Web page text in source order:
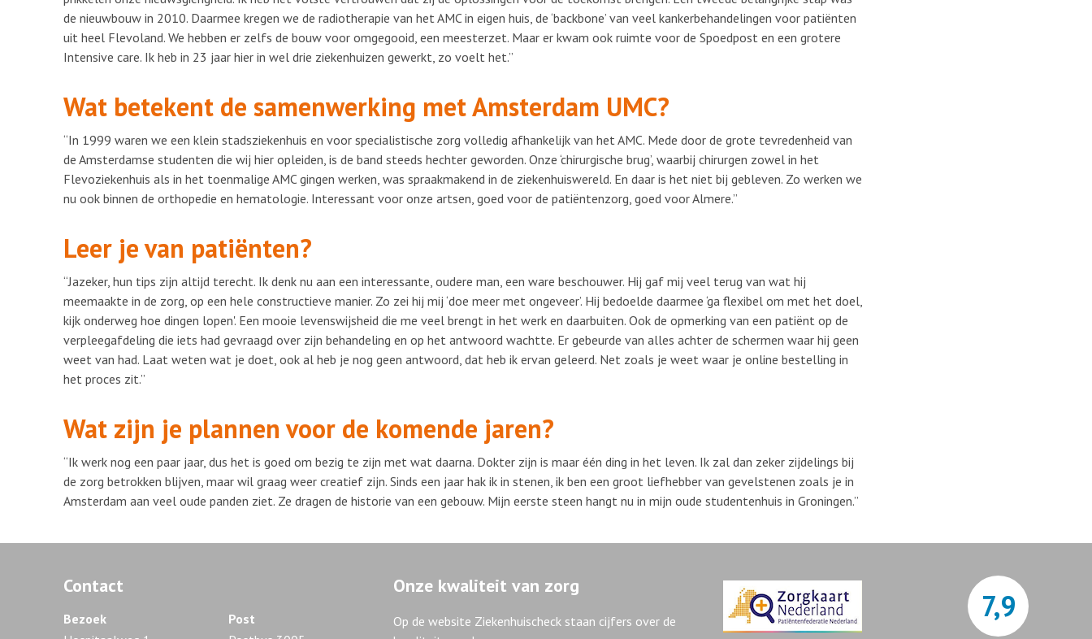
de nieuwbouw in 2010. Daarmee kregen we de radiotherapie van het AMC in eigen huis, de ‘backbone’ van veel kankerbehandelingen voor patiënten
uit heel Flevoland. We hebben er zelfs de bouw voor omgegooid, een meesterzet. Maar er kwam ook ruimte voor de Spoedpost en een grotere
Intensive care. Ik heb in 23 jaar hier in wel drie ziekenhuizen gewerkt, zo voelt het.”
Wat betekent de samenwerking met Amsterdam UMC?
“In 1999 waren we een klein stadsziekenhuis en voor specialistische zorg volledig afhankelijk van het AMC. Mede door de grote tevredenheid van
de Amsterdamse studenten die wij hier opleiden, is de band steeds hechter geworden. Onze ‘chirurgische brug’, waarbij chirurgen zowel in het
Flevoziekenhuis als in het toenmalige AMC gingen werken, was spraakmakend in de ziekenhuiswereld. En daar is het niet bij gebleven. Zo werken we
nu ook binnen de orthopedie en hematologie. Interessant voor onze artsen, goed voor de patiëntenzorg, goed voor Almere.”
Leer je van patiënten?
“Jazeker, hun tips zijn altijd terecht. Ik denk nu aan een interessante, oudere man, een ware beschouwer. Hij gaf mij veel terug van wat hij
meemaakte in de zorg, op een hele constructieve manier. Zo zei hij mij ‘doe meer met ongeveer’. Hij bedoelde daarmee ‘ga flexibel om met het doel,
kijk onderweg hoe dingen lopen'. Een mooie levenswijsheid die me veel brengt in het werk en daarbuiten. Ook de opmerking van een patiënt op de
verpleegafdeling die iets had gevraagd over zijn behandeling en op het antwoord wachtte. Er gebeurde van alles achter de schermen waar hij geen
weet van had. Laat weten wat je doet, ook al heb je nog geen antwoord, dat heb ik ervan geleerd. Net zoals je weet waar je online bestelling in
het proces zit.”
Wat zijn je plannen voor de komende jaren?
“Ik werk nog een paar jaar, dus het is goed om bezig te zijn met wat daarna. Dokter zijn is maar één ding in het leven. Ik zal dan zeker zijdelings bij
de zorg betrokken blijven, maar wil graag weer creatief zijn. Sinds een jaar hak ik in stenen, ik ben een groot liefhebber van gevelstenen zoals je in
Amsterdam aan veel oude panden ziet. Ze dragen de historie van een gebouw. Mijn eerste steen hangt nu in mijn oude studentenhuis in Groningen.”
Contact
Bezoek
Post
Onze kwaliteit van zorg
Op de website Ziekenhuischeck staan cijfers over de
7,9